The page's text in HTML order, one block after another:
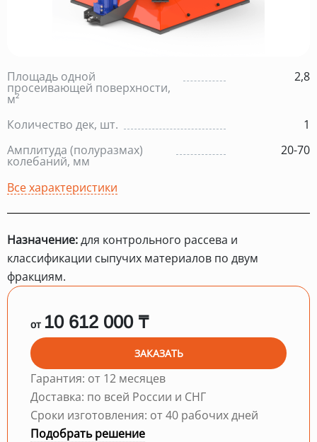
Площадь одной
просеивающей поверхности,
м²
2,8
Количество дек, шт.
1
Амплитуда (полуразмах)
колебаний, мм
20-70
Все характеристики
Назначение:для контрольного рассева и
классификации сыпучих материалов по двум
фракциям.
от 10 612 000 ₸
ЗАКАЗАТЬ
Гарантия: от 12 месяцев
Доставка: по всей России и СНГ
Сроки изготовления: от 40 рабочих дней
Подобрать решение